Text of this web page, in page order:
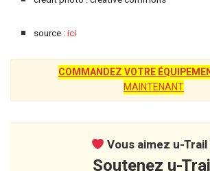
source :ici
COMMANDEZ VOTRE
MAINTENANT
Vous aimez u-Trail
Soutenez u-